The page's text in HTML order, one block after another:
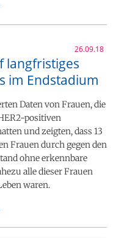
26.09.18
langfristiges
im Endstadium
Daten von Frauen, die
positiven
und zeigten, dass 13
Frauen durch gegen den
ohne erkennbare
alle dieser Frauen
waren.